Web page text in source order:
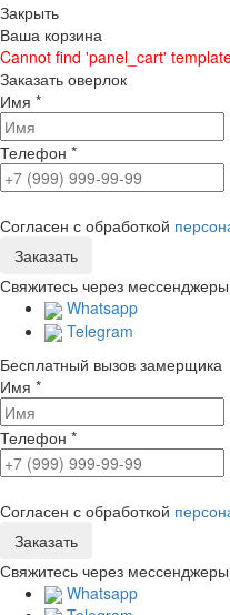
Закрыть
Ваша корзина
Cannot find 'panel_cart'
Заказать оверлок
Имя *
Телефон *
Согласен с обработкой
Свяжитесь через мессенджеры
Whatsapp
Telegram
Бесплатный вызов замерщика
Имя *
Телефон *
Согласен с обработкой
Свяжитесь через мессенджеры
Whatsapp